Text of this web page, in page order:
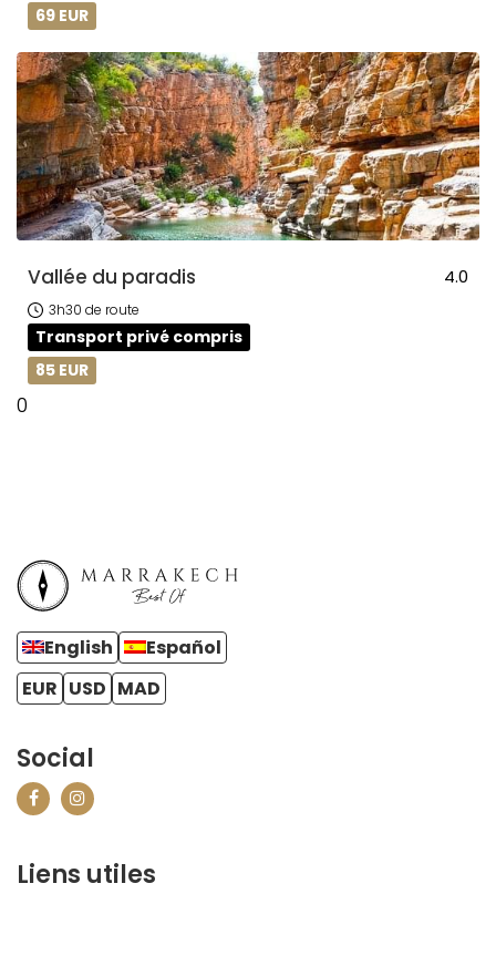
69 EUR
Vallée du paradis 4.0
3h30 de route
Transport privé compris
85 EUR
0
English
Español
EUR USD MAD
Social
Liens utiles